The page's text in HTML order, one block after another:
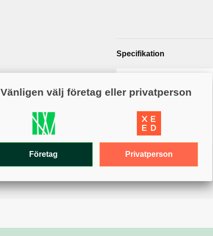
Specifikation
Varumärke
Vänligen välj företag eller privatperson
Företag Privatperson